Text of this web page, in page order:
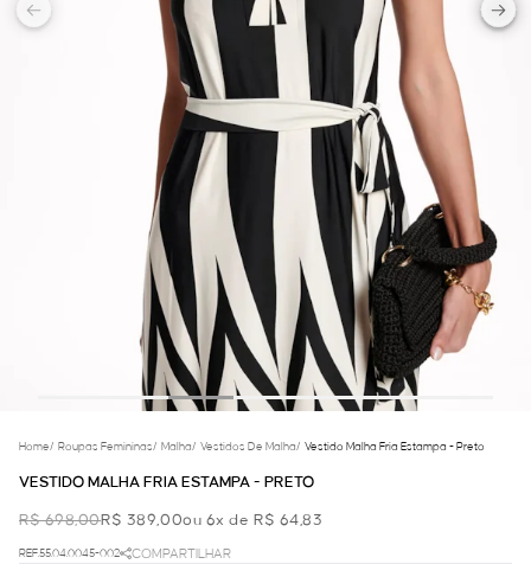
Home/ Roupas Femininas/ Malha/ Vestidos De Malha/ Vestido Malha Fria Estampa - Preto
VESTIDO MALHA FRIA ESTAMPA - PRETO
R$ 698,00R$ 389,00ou 6x de R$ 64,83
REF.55.04.0045-002
COMPARTILHAR